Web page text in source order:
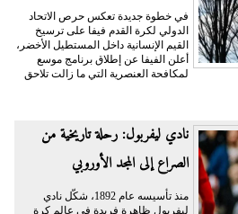
في خطوة جديدة تعكس حرص الاتحاد
الدولي لكرة القدم فيفا على ترسيخ
القيم الإنسانية داخل المستطيل الأخضر،
أعلن الفيفا عن إطلاق برنامج موسع
لمكافحة العنصرية التي ما زالت تلاحق
نادي ليفربول: رحلة تاريخية من
الصراع إلى المجد الأوروبي
منذ تأسيسه عام 1892، شكّل نادي
ليفربول ظاهرة فريدة في عالم كرة